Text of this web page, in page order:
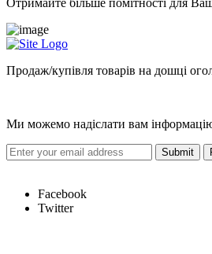
Отримайте більше помітності для
Продаж/купівля товарів на дошці
Ми можемо надіслати вам інформацію
Facebook
Twitter